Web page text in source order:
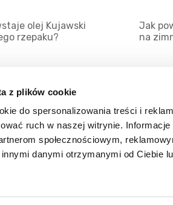
z plików cookie
do spersonalizowania treści i
ruch w naszej witrynie.
społecznościowym,
danymi otrzymanymi od Ciebie
olej Kujawski
rzepaku?
Jak
na
Mapa serwisu
Kanały RSS
Porady